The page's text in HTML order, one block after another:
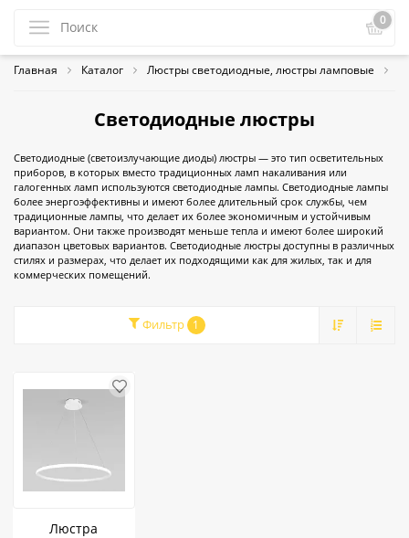
0
Главная Каталог Люстры светодиодные, люстры ламповые
Светодиодные люстры
Светодиодные (светоизлучающие диоды) люстры — это тип осветительных
приборов, в которых вместо традиционных ламп накаливания или
галогенных ламп используются светодиодные лампы. Светодиодные лампы
более энергоэффективны и имеют более длительный срок службы, чем
традиционные лампы, что делает их более экономичным и устойчивым
вариантом. Они также производят меньше тепла и имеют более широкий
диапазон цветовых вариантов. Светодиодные люстры доступны в различных
стилях и размерах, что делает их подходящими как для жилых, так и для
коммерческих помещений.
Фильтр 1
Люстра